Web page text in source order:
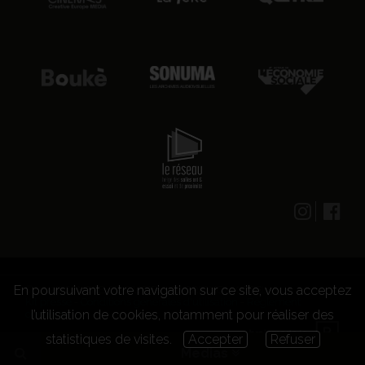
Medias
© 2026 CENTRE CULTUREL LES GRIGNOUX ASBL -
Kit presse
Conditions générales d'utilisation
concours
En poursuivant votre navigation sur ce site, vous acceptez
l’utilisation de cookies, notamment pour réaliser des
statistiques de visites.
Accepter Refuser